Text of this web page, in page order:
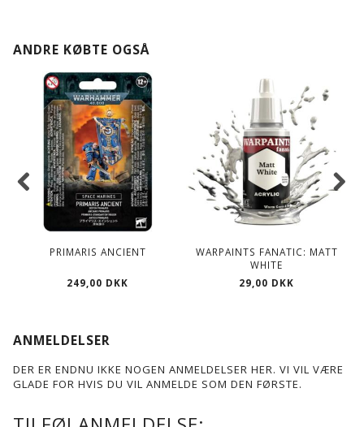
ANDRE KØBTE OGSÅ
PRIMARIS ANCIENT
249,00 DKK
WARPAINTS FANATIC: MATT
WHITE
29,00 DKK
ANMELDELSER
DER ER ENDNU IKKE NOGEN ANMELDELSER HER. VI VIL VÆRE
GLADE FOR HVIS DU VIL ANMELDE SOM DEN FØRSTE.